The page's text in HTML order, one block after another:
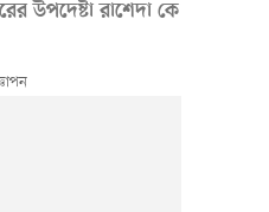
উপদেষ্টা রাশেদা কে